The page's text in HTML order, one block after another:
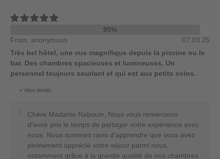
95%
From: anonymous
07.03.25
Très bel hôtel, une vue magnifique depuis la piscine ou le
bar. Des chambres spacieuses et lumineuses. Un
personnel toujours souriant et qui est aux petits soins.
View details
Chère Madame Rabouin, Nous vous remercions
d'avoir pris le temps de partager votre expérience avec
nous. Nous sommes ravis d'apprendre que vous avez
pleinement apprécié votre séjour parmi nous,
notamment grâce à la grande qualité de nos chambres